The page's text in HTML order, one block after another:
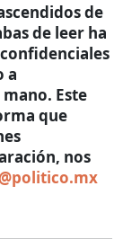
de
de leer ha
a
Este
que
nos